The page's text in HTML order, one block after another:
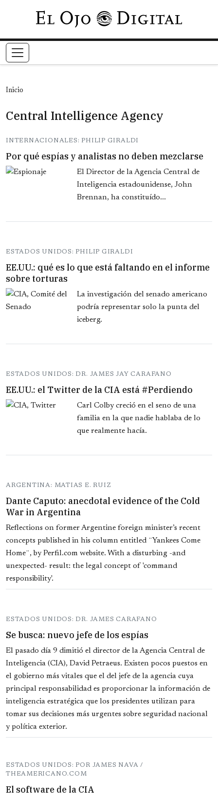
Pasar al contenido principal
Inicio
Central Intelligence Agency
INTERNACIONALES: PHILIP GIRALDI
Por qué espías y analistas no deben mezclarse
El Director de la Agencia Central de
Inteligencia estadounidense, John
Brennan, ha constituído...
ESTADOS UNIDOS: PHILIP GIRALDI
EE.UU.: qué es lo que está faltando en el informe
sobre torturas
La investigación del senado americano
podría representar solo la punta del
iceberg.
ESTADOS UNIDOS: DR. JAMES JAY CARAFANO
EE.UU.: el Twitter de la CIA está #Perdiendo
Carl Colby creció en el seno de una
familia en la que nadie hablaba de lo
que realmente hacía.
ARGENTINA: MATIAS E. RUIZ
Dante Caputo: anecdotal evidence of the Cold
War in Argentina
Reflections on former Argentine foreign minister’s recent
concepts published in his column entitled ¨Yankees Come
Home¨, by Perfil.com website. With a disturbing -and
unexpected- result: the legal concept of 'command
responsibility'.
ESTADOS UNIDOS: DR. JAMES CARAFANO
Se busca: nuevo jefe de los espías
El pasado día 9 dimitió el director de la Agencia Central de
Inteligencia (CIA), David Petraeus. Existen pocos puestos en
el gobierno más vitales que el del jefe de la agencia cuya
principal responsabilidad es proporcionar la información de
inteligencia estratégica que los presidentes utilizan para
tomar sus decisiones más urgentes sobre seguridad nacional
y política exterior.
ESTADOS UNIDOS: POR JAMES NAVA /
THEAMERICANO.COM
El software de la CIA